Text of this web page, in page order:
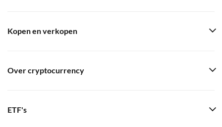
Kopen en verkopen
Over cryptocurrency
ETF's